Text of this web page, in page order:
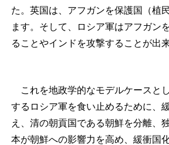
た。英国は、アフガンを保護国（植
ます。そして、ロシア軍はアフガン
ることやインドを攻撃することが出
これを地政学的なモデルケースと
するロシア軍を食い止めるために、
え、清の朝貢国である朝鮮を分離、
本が朝鮮への影響力を高め、緩衝国